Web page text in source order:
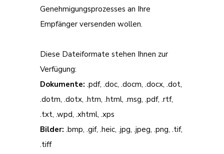
Genehmigungsprozesses an Ihre
Empfänger versenden wollen.
Diese Dateiformate stehen Ihnen zur
Verfügung:
Dokumente: .pdf, .doc, .docm, .docx, .dot,
.dotm, .dotx, .htm, .html, .msg, .pdf, .rtf,
.txt, .wpd, .xhtml, .xps
Bilder: .bmp, .gif, .heic, .jpg, .jpeg, .png, .tif,
.tiff